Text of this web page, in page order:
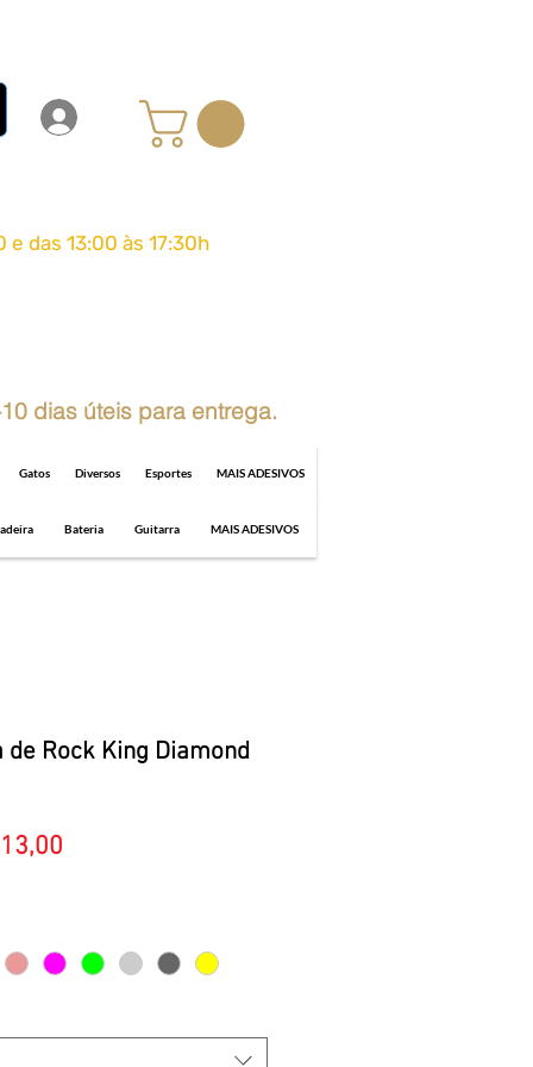
das 13:00 às 17:30h
dias úteis para entrega.
Gatos Diversos Esportes MAIS ADESIVOS
Bateria Guitarra MAIS ADESIVOS
de Rock King Diamond